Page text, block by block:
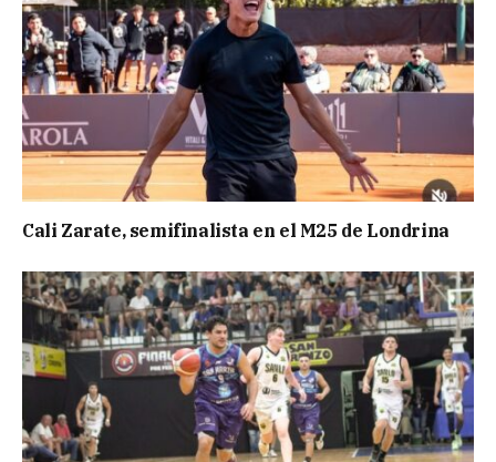
Cali Zarate, semifinalista en el M25 de Londrina